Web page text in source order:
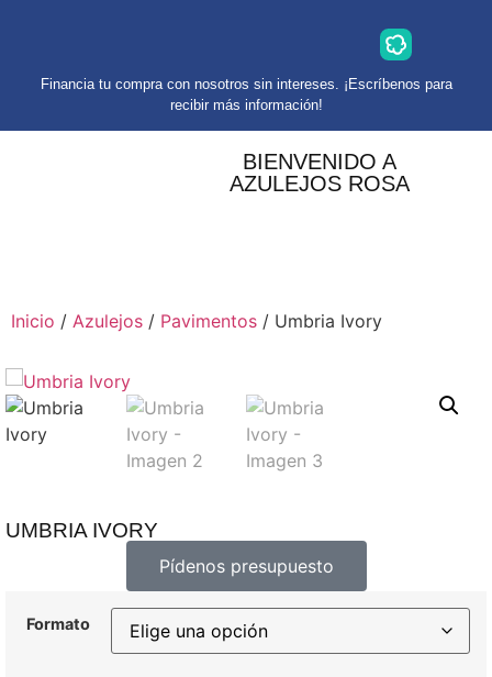
Financia tu compra con nosotros sin intereses. ¡Escríbenos para
recibir más información!
BIENVENIDO A
AZULEJOS ROSA
Inicio / Azulejos / Pavimentos / Umbria Ivory
UMBRIA IVORY
Pídenos presupuesto
Formato